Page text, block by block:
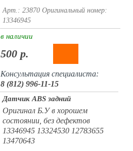
Арт.: 23870 Оригинальный номер:
13346945
в наличии
500 р.
Консультация специалиста:
8 (812) 996-11-15
Датчик ABS задний
Оригинал Б.У в хорошем
состоянии, без дефектов
13346945 13324530 12783655
13470643